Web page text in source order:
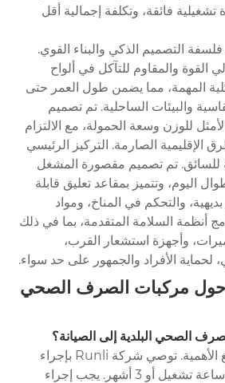
فائقة، وتكلفة إجمالية أقل
التصميم الذكي والبناء القوي.
القوة والمقاوم للتآكل في ألواح
المهمة، مما يضمن طول العمر حتى
والبيئات الساحلية. تم تصميم
للوزن وسعة الحمولة، مع الالتزام
الإقليمية الصارمة. التركيز الرئيسي
للسائق. تم تصميم مقصورة المشغل
اليوم، وتتميز بمقاعد تعليق قابلة
والتحكم في المناخ، ومواد
أنظمة السلامة المتقدمة، بما في ذلك
وأجهزة استشعار القرب،
لحماية الأفراد والجمهور على حد سواء.
حول مركبات الصرف الصحي
الصحي البلدية إلى الصيانة؟
الصيانة الوقائية أمر بالغ الأهمية. توصي شركة Runli بإجراء
خدمة بسيطة كل 250 ساعة تشغيل أو 3 أشهر. يجب إجراء